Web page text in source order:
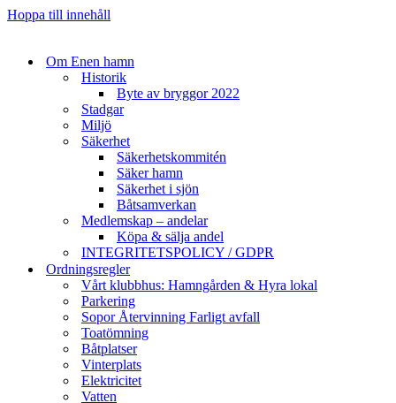
Hoppa till innehåll
Om Enen hamn
Historik
Byte av bryggor 2022
Stadgar
Miljö
Säkerhet
Säkerhetskommitén
Säker hamn
Säkerhet i sjön
Båtsamverkan
Medlemskap – andelar
Köpa & sälja andel
INTEGRITETSPOLICY / GDPR
Ordningsregler
Vårt klubbhus: Hamngården & Hyra lokal
Parkering
Sopor Återvinning Farligt avfall
Toatömning
Båtplatser
Vinterplats
Elektricitet
Vatten